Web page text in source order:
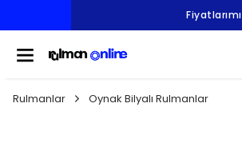
Fiyatlarımız KDV Hariçtir.
Rulmanlar Oynak Bilyalı Rulmanlar